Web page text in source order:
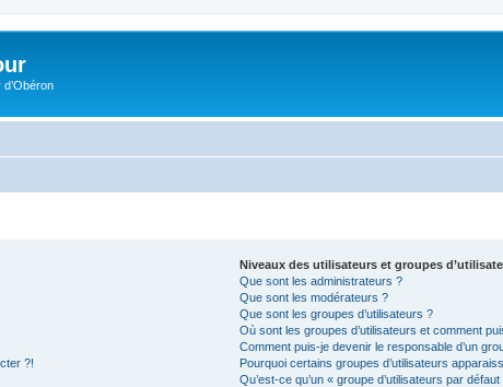
?!
Niveaux des utilisateurs et groupes
Que sont les administrateurs ?
Que sont les modérateurs ?
Que sont les groupes d’utilisateurs ?
Où sont les groupes d’utilisateurs et comment
Comment puis-je devenir le responsable d’un
Pourquoi certains groupes d’utilisateurs
Qu’est-ce qu’un « groupe d’utilisateurs par défaut